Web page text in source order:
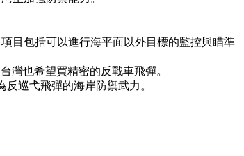
目包括可以進行海平面以外目標的監控與瞄準
灣也希望買精密的反戰車飛彈。
巡弋飛彈的海岸防禦武力。